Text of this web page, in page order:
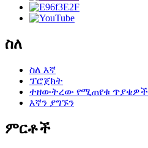
ስለ
ስለ እኛ
ፕሮጀክት
ተዘውትረው የሚጠየቁ ጥያቄዎች
እኛን ያግኙን
ምርቶች